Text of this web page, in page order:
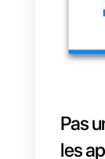
3)